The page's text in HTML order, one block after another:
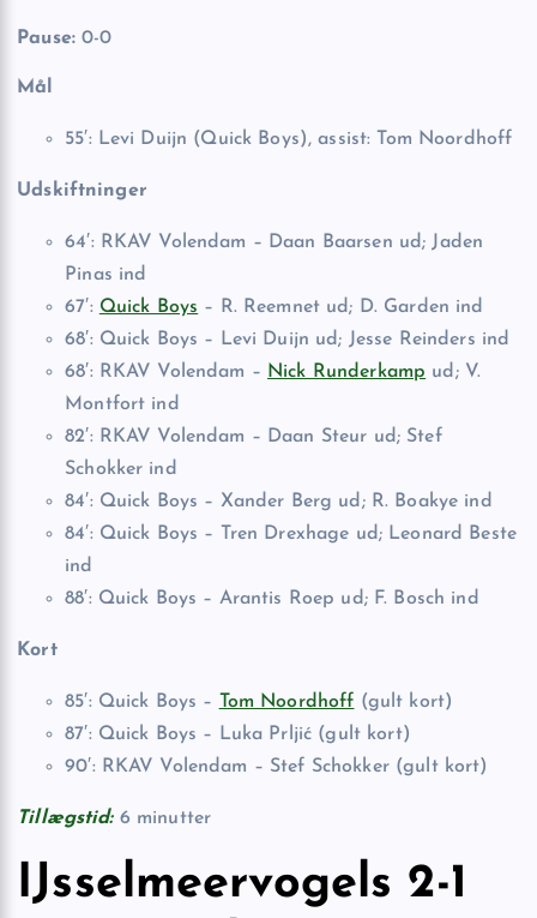
Pause:0-0
Mål
55′: Levi Duijn (Quick Boys), assist: Tom Noordhoff
Udskiftninger
64′: RKAV Volendam – Daan Baarsen ud; Jaden
Pinas ind
67′: Quick Boys – R. Reemnet ud; D. Garden ind
68′: Quick Boys – Levi Duijn ud; Jesse Reinders ind
68′: RKAV Volendam – Nick Runderkamp ud; V.
Montfort ind
82′: RKAV Volendam – Daan Steur ud; Stef
Schokker ind
84′: Quick Boys – Xander Berg ud; R. Boakye ind
84′: Quick Boys – Tren Drexhage ud; Leonard Beste
ind
88′: Quick Boys – Arantis Roep ud; F. Bosch ind
Kort
85′: Quick Boys – Tom Noordhoff (gult kort)
87′: Quick Boys – Luka Prljić (gult kort)
90′: RKAV Volendam – Stef Schokker (gult kort)
Tillægstid:6 minutter
IJsselmeervogels 2-1